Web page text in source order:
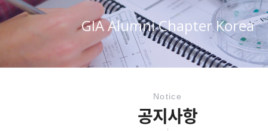
GIA Alumni Chapter Korea
Notice
공지사항